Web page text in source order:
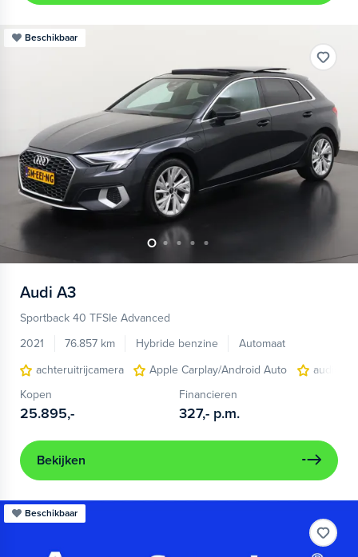
Beschikbaar
Audi A3
Sportback 40 TFSIe Advanced
2021
76.857 km Hybride benzine
Automaat
achteruitrijcamera
Apple Carplay/Android Auto
audio
Kopen
25.895,-
Financieren
327,- p.m.
Bekijken
Beschikbaar